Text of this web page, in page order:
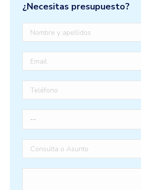
¿Necesitas presupuesto?